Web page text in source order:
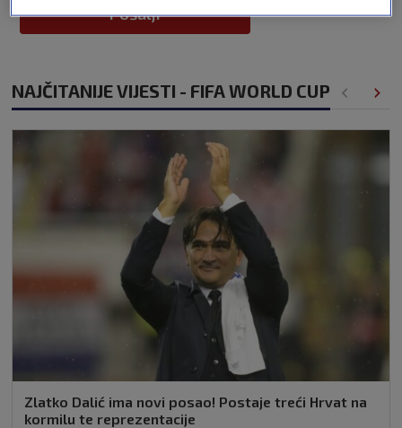
Pošalji
NAJČITANIJE VIJESTI - FIFA WORLD CUP
Zlatko Dalić ima novi posao! Postaje treći Hrvat na
kormilu te reprezentacije